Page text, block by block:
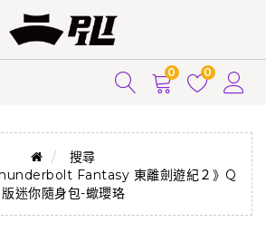
0 0
搜尋
Fantasy 東離劍遊紀２》Q
版迷你隨身包-蠍瓔珞